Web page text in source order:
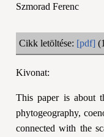
Szmorad Ferenc
Cikk letöltése: [pdf]
Kivonat:
This paper is about
phytogeography,
connected with the